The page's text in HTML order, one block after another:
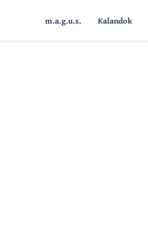
m.a.g.u.s. Kalandok